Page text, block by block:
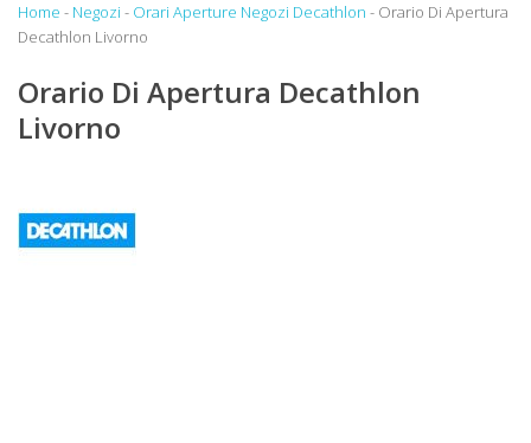
Home - Negozi - Orari Aperture Negozi Decathlon - Orario Di Apertura
Decathlon Livorno
Orario Di Apertura Decathlon
Livorno